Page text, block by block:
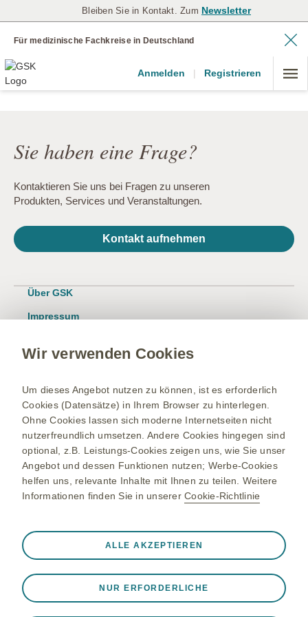
Bleiben Sie in Kontakt. Zum Newsletter
Für medizinische Fachkreise in Deutschland
Anmelden | Registrieren
Sie haben eine Frage?
Kontaktieren Sie uns bei Fragen zu unseren
Produkten, Services und Veranstaltungen.
Kontakt aufnehmen
Über GSK
Impressum
Kontakt/Nebenwirkung melden
Newsletter
Bestellservice
Therapiegebiete
Meningokokken-Erkrankungen
Wir verwenden Cookies
Um dieses Angebot nutzen zu können, ist es erforderlich
Cookies (Datensätze) in Ihrem Browser zu hinterlegen.
Ohne Cookies lassen sich moderne Internetseiten nicht
nutzerfreundlich umsetzen. Andere Cookies hingegen sind
optional, z.B. Leistungs-Cookies zeigen uns, wie Sie unser
Angebot und dessen Funktionen nutzen; Werbe-Cookies
helfen uns, relevante Inhalte mit Ihnen zu teilen. Weitere
Informationen finden Sie in unserer Cookie-Richtlinie
Nur unbedingt erforderliche Cookies
❮
funktioniert, z. B. um Sitzungsdaten während eines
Website-Besuchs zu speichern, Cookie- und Tag-
NUR ERFORDERLICHE
ALLE AKZEPTIEREN